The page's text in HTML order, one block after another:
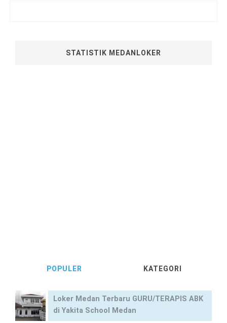
STATISTIK MEDANLOKER
POPULER KATEGORI
Loker Medan Terbaru GURU/TERAPIS ABK
di Yakita School Medan